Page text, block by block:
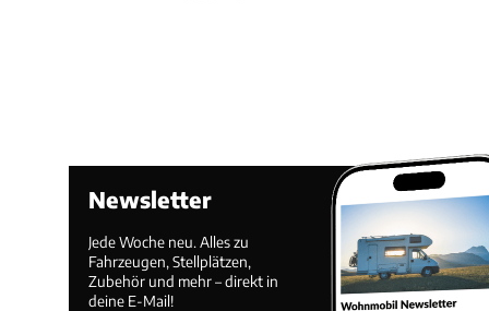
Newsletter
Jede Woche neu. Alles zu
Fahrzeugen, Stellplätzen,
Zubehör und mehr – direkt in
deine E-Mail!